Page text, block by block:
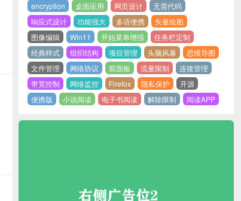
encryption
桌面应用 网页设计
无需代码
响应式设计
功能强大 多语便携
矢量绘图
图像编辑
Win11 开始菜单增强
任务栏定制
经典样式
组织结构 项目管理 头脑风暴
思维导图
文件管理
网络协议 双面板 流量限制
连接管理
带宽控制
网络监控 Firefox 隐私保护
开源
便携版
小说阅读 电子书阅读 解除限制 阅读APP